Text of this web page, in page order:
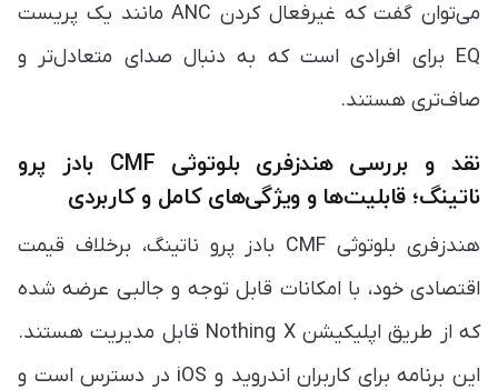
می‌توان گفت که غیرفعال کردن ANC مانند یک پریست
EQ برای افرادی است که به دنبال صدای متعادل‌تر و
صاف‌تری هستند.
نقد و بررسی هندزفری بلوتوثی CMF بادز پرو
ناتینگ؛ قابلیت‌ها و ویژگی‌های کامل و کاربردی
هندزفری بلوتوثی CMF بادز پرو ناتینگ، برخلاف قیمت
اقتصادی خود، با امکانات قابل توجه و جالبی عرضه شده
که از طریق اپلیکیشن Nothing X قابل مدیریت هستند.
این برنامه برای کاربران اندروید و iOS در دسترس است و